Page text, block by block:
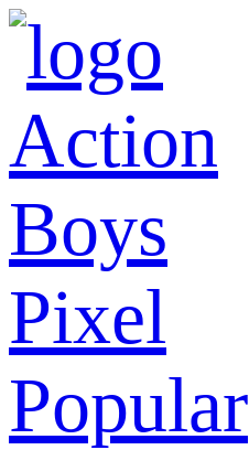
Action
Boys
Pixel
Popular